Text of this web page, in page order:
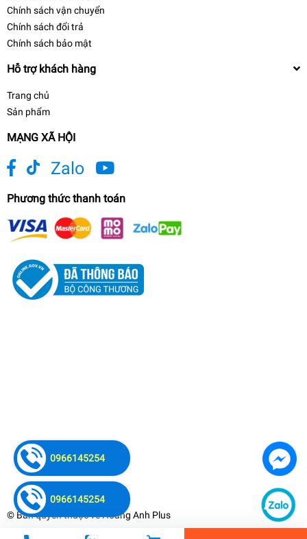
Chính sách vận chuyển
Chính sách đổi trả
Chính sách bảo mật
Hỗ trợ khách hàng
Trang chủ
Sản phẩm
MẠNG XÃ HỘI
Zalo
Phương thức thanh toán
© Bản quyền thuộc vềHoàng Anh Plus
0966145254
0966145254
Máy Nổ Dầu Changchai 36HP CC EH36 (D36
Nước)
23.000.000₫
undefined